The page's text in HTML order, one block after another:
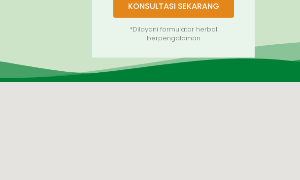
KONSULTASI SEKARANG
*Dilayani formulator herbal
berpengalaman